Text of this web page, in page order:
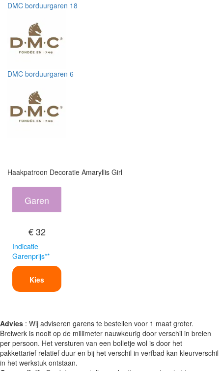
DMC borduurgaren 18
DMC borduurgaren 6
Haakpatroon Decoratie Amaryllis Girl
Garen
€ 32
Indicatie
Garenprijs**
Kies
Advies : Wij adviseren garens te bestellen voor 1 maat groter.
Breiwerk is nooit op de millimeter nauwkeurig door verschil in breien
per persoon. Het versturen van een bolletje wol is door het
pakkettarief relatief duur en bij het verschil in verfbad kan kleurverschil
in het werkstuk ontstaan.